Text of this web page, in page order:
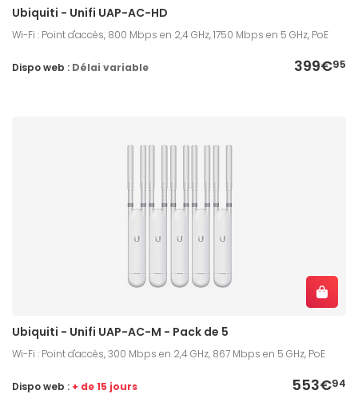
Ubiquiti - Unifi UAP-AC-HD
Wi-Fi : Point d'accès, 800 Mbps en 2,4 GHz, 1750 Mbps en 5 GHz, PoE
399€95
Dispo web : Délai variable
Ubiquiti - Unifi UAP-AC-M - Pack de 5
Wi-Fi : Point d'accès, 300 Mbps en 2,4 GHz, 867 Mbps en 5 GHz, PoE
553€94
Dispo web : + de 15 jours